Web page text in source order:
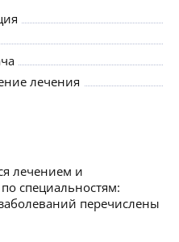
лечения
лечением и
специальностям:
перечислены